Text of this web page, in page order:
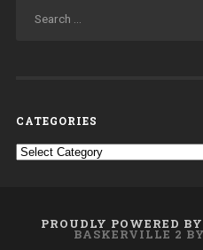
CATEGORIES
Categories
PROUDLY POWERED
BASKERVILLE 2 BY